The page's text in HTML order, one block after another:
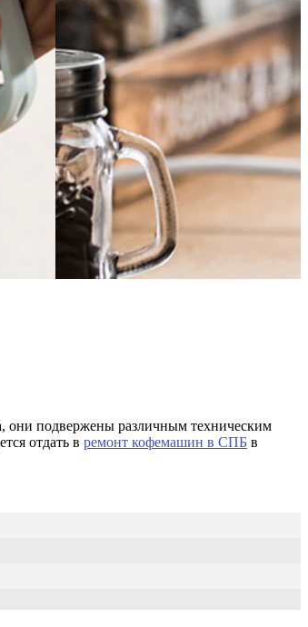
они подвержены различным техническим
отдать в ремонт кофемашин в СПБ в